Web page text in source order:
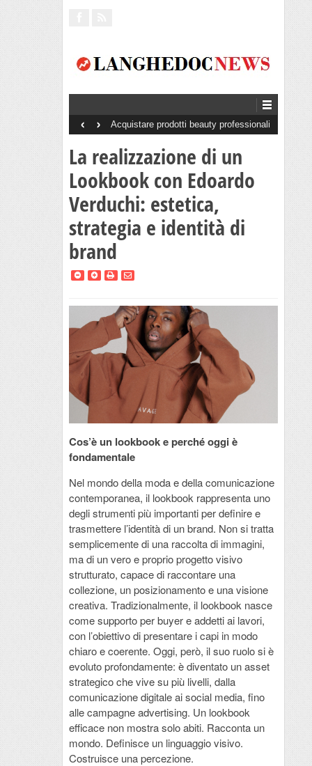
Acquistare prodotti beauty professionali
senza minimo d’ordine: perché è un
‹ ›
La realizzazione di un
Lookbook con Edoardo
Verduchi: estetica,
strategia e identità di
brand
Cos’è un lookbook e perché oggi è
fondamentale
Nel mondo della moda e della comunicazione
contemporanea, il lookbook rappresenta uno
degli strumenti più importanti per definire e
trasmettere l’identità di un brand. Non si tratta
semplicemente di una raccolta di immagini,
ma di un vero e proprio progetto visivo
strutturato, capace di raccontare una
collezione, un posizionamento e una visione
creativa. Tradizionalmente, il lookbook nasce
come supporto per buyer e addetti ai lavori,
con l’obiettivo di presentare i capi in modo
chiaro e coerente. Oggi, però, il suo ruolo si è
evoluto profondamente: è diventato un asset
strategico che vive su più livelli, dalla
comunicazione digitale ai social media, fino
alle campagne advertising. Un lookbook
efficace non mostra solo abiti. Racconta un
mondo. Definisce un linguaggio visivo.
Costruisce una percezione.